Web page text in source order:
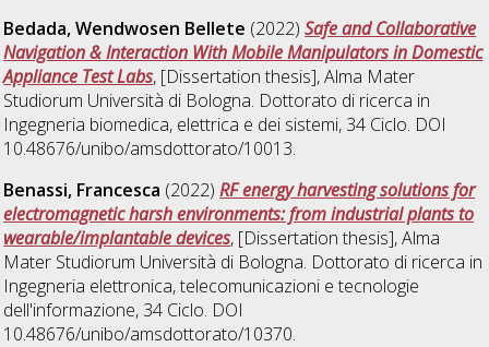
Bedada, Wendwosen Bellete (2022)Safe and Collaborative
Navigation & Interaction With Mobile Manipulators in Domestic
Appliance Test Labs, [Dissertation thesis], Alma Mater
Studiorum Università di Bologna. Dottorato di ricerca in
Ingegneria biomedica, elettrica e dei sistemi, 34 Ciclo. DOI
10.48676/unibo/amsdottorato/10013.
Benassi, Francesca (2022)RF energy harvesting solutions for
electromagnetic harsh environments: from industrial plants to
wearable/implantable devices, [Dissertation thesis], Alma
Mater Studiorum Università di Bologna. Dottorato di ricerca in
Ingegneria elettronica, telecomunicazioni e tecnologie
dell'informazione, 34 Ciclo. DOI
10.48676/unibo/amsdottorato/10370.